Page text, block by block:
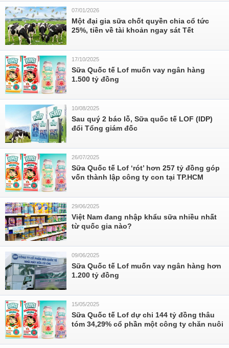
07/01/2026
Một đại gia sữa chốt quyền chia cổ tức
25%, tiền về tài khoản ngay sát Tết
17/10/2025
Sữa Quốc tế Lof muốn vay ngân hàng
1.500 tỷ đồng
10/08/2025
Sau quý 2 báo lỗ, Sữa quốc tế LOF (IDP)
đổi Tổng giám đốc
26/07/2025
Sữa Quốc tế Lof ‘rót’ hơn 257 tỷ đồng góp
vốn thành lập công ty con tại TP.HCM
29/06/2025
Việt Nam đang nhập khẩu sữa nhiều nhất
từ quốc gia nào?
09/06/2025
Sữa Quốc tế Lof muốn vay ngân hàng hơn
1.200 tỷ đồng
15/05/2025
Sữa Quốc tế Lof dự chi 144 tỷ đồng thâu
tóm 34,29% cổ phần một công ty chăn nuôi